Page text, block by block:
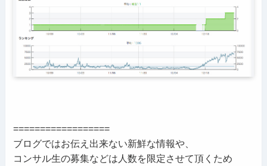
==================
ブログではお伝え出来ない新鮮な情報や、
コンサル生の募集などは人数を限定させて頂くため